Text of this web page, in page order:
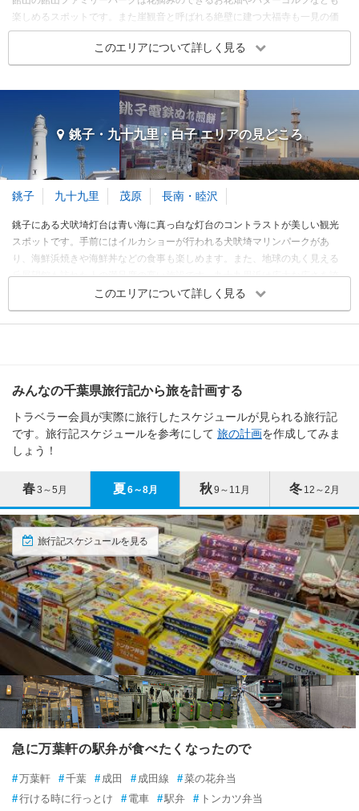
ています
千葉・幕張 各都市の観光ランキングを見る
エザワフルーツランド
フルーツ狩り・農業体験 木更津
3.26
訪れたトラベラーのクチコミ
美味しいです&#10024;
無農薬栽培のブルーベリー
東京湾アクアライン
名所・史跡 木更津
3.80
訪れたトラベラーのクチコミ
空から見る東京湾アクアラ
イン
市原・木更津 各都市の観光ランキングを見る
12～2月
※このエリアに投稿された旅行記をもとに集計
夏6～8月 秋9～11月 冬12～2月
クリップ
訪れたトラベラーのクチコミ
朝市と一緒に観光出来る
喫煙所あり
クリップ
訪れたトラベラーのクチコミ
アップダウンの道を進め
絶景の鵜原理想郷
養老渓谷・勝浦・鴨川 各都市の観光ランキングを見る
楽しめるスポットです。また崖観音と呼ばれる絶壁に建つ大福寺も一見の価
値があります。沖ノ島海水浴場は無人島沖ノ島と砂洲でつながる水のきれい
な海水浴場です。南房総白浜地区に向かうと野島崎は灯台があり、東京湾の
展望や海産物の土産物が楽しめます。和田・丸山にあるローズマリーガーデ
館山・南房総 エリア 旅行者の傾向
旅行時期 同行者 予算
6～8月
9～11月
12～2月
安房神社
寺・神社・教会 館山
3.41
訪れたトラベラーのクチコミ
初代神武天皇の時代に創建
された日本最古級の歴史を
持つ神社です。
地元安房神社に参拝！
かっっこええ
館山城(八犬伝博物館)
名所・史跡 館山
3.54
訪れたトラベラーのクチコミ
館山市立博物館の別館で
す。景色がよかったです
城山公園 けっこう上りキツ
い！
館山城跡は城山公園となっ
ており、天守閣は博物館
このエリアについて詳しく見る
銚子・九十九里・白子 エリアの見どころ
銚子 九十九里 茂原 長南・睦沢
銚子にある犬吠埼灯台は青い海に真っ白な灯台のコントラストが美しい観光
スポットです。手前にはイルカショーが行われる犬吠埼マリンパークがあ
り、海鮮浜焼きや海鮮丼などの食事も楽しめます。また、地球の丸く見える
丘展望館も訪れた人の満足度の高い施設です。九十九里浜は広大な広さを誇
る砂浜で、遠浅の美しい海を目当てに多くの人が訪れます。長南・睦沢では
大人も楽しめるグレードの高いアスレチックテーマパーク、ターザニアがお
すすめです。
旅行時期 同行者
3～5月
※このエリアに投稿された旅行記をもとに集計
銚子・九十九里・白子 エリアの季節別人気スポット
春3～5月 夏6～8月 秋9～11月 冬12～2月
クリップ クリップ
このエリアについて詳しく見る
舞浜
浦安
東京ディズニーリゾート
野田・関宿
柏・流山
松戸
市川
船橋・習志野
我孫子
鎌ヶ谷・印西・八千代
千葉市
みんなの千葉県旅行記から旅を計画する
トラベラー会員が実際に旅行したスケジュールが見られる旅行記
です。旅行記スケジュールを参考にして 旅の計画を作成してみま
しょう！
春3～5月 夏6～8月 秋9～11月 冬 12～2月
旅行記スケジュールを見る
急に万葉軒の駅弁が食べたくなったので
#万葉軒 #千葉 # 成田 # 成田線 #菜の花弁当
#行ける時に行っとけ # 電車 #駅弁 # トンカツ弁当